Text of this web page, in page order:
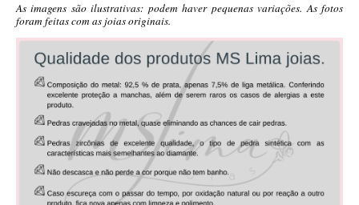
As imagens são ilustrativas: podem haver pequenas variações. As fotos
foram feitas com as joias originais.